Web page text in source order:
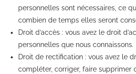
personnelles sont nécessaires, ce
combien de temps elles seront
Droit d’accès : vous avez le droit
personnelles que nous connaissons.
Droit de rectification : vous avez le
compléter, corriger, faire supprimer